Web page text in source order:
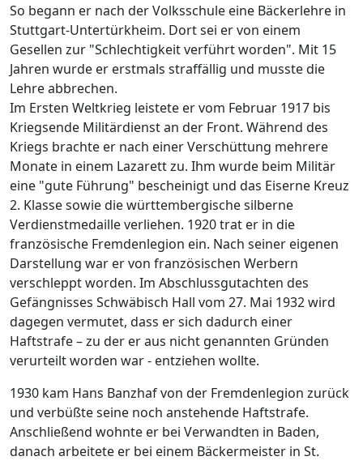
So begann er nach der Volksschule eine Bäckerlehre in
Stuttgart-Untertürkheim. Dort sei er von einem
Gesellen zur "Schlechtigkeit verführt worden". Mit 15
Jahren wurde er erstmals straffällig und musste die
Lehre abbrechen.
Im Ersten Weltkrieg leistete er vom Februar 1917 bis
Kriegsende Militärdienst an der Front. Während des
Kriegs brachte er nach einer Verschüttung mehrere
Monate in einem Lazarett zu. Ihm wurde beim Militär
eine "gute Führung" bescheinigt und das Eiserne Kreuz
2. Klasse sowie die württembergische silberne
Verdienstmedaille verliehen. 1920 trat er in die
französische Fremdenlegion ein. Nach seiner eigenen
Darstellung war er von französischen Werbern
verschleppt worden. Im Abschlussgutachten des
Gefängnisses Schwäbisch Hall vom 27. Mai 1932 wird
dagegen vermutet, dass er sich dadurch einer
Haftstrafe – zu der er aus nicht genannten Gründen
verurteilt worden war - entziehen wollte.
1930 kam Hans Banzhaf von der Fremdenlegion zurück
und verbüßte seine noch anstehende Haftstrafe.
Anschließend wohnte er bei Verwandten in Baden,
danach arbeitete er bei einem Bäckermeister in St.